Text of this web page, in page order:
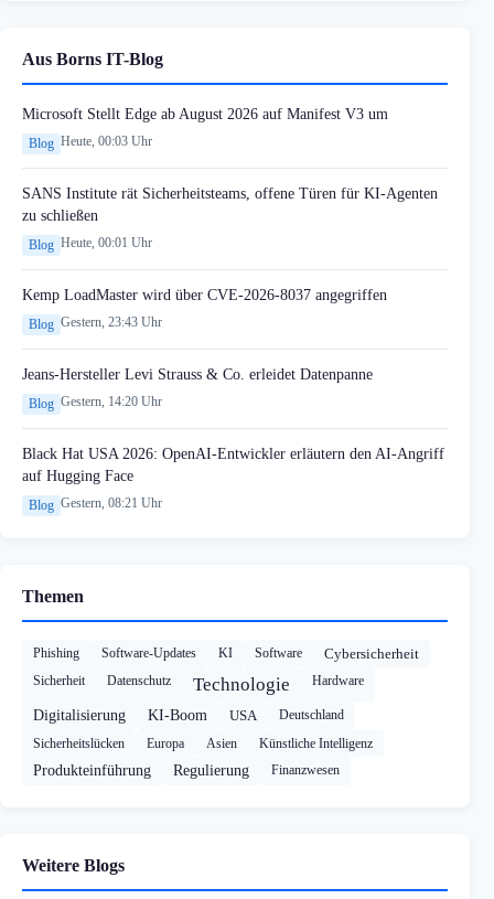
Aus Borns IT-Blog
Microsoft Stellt Edge ab August 2026 auf Manifest V3 um
Blog Heute, 00:03 Uhr
SANS Institute rät Sicherheitsteams, offene Türen für KI-Agenten
zu schließen
Blog Heute, 00:01 Uhr
Kemp LoadMaster wird über CVE-2026-8037 angegriffen
Blog Gestern, 23:43 Uhr
Jeans-Hersteller Levi Strauss & Co. erleidet Datenpanne
Blog Gestern, 14:20 Uhr
Black Hat USA 2026: OpenAI-Entwickler erläutern den AI-Angriff
auf Hugging Face
Blog Gestern, 08:21 Uhr
Themen
Phishing Software-Updates KI Software Cybersicherheit
Sicherheit Datenschutz Technologie Hardware
Digitalisierung KI-Boom USA
Deutschland
Sicherheitslücken
Europa Asien Künstliche Intelligenz
Produkteinführung Regulierung Finanzwesen
Weitere Blogs